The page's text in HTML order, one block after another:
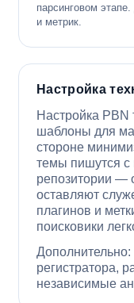
парсинговом
и метрик.
Настройка
Настройка PBN
шаблоны для
стороне
темы пишутся с
репозитории —
оставляют
плагинов и
поисковики
регистратора,
независимые